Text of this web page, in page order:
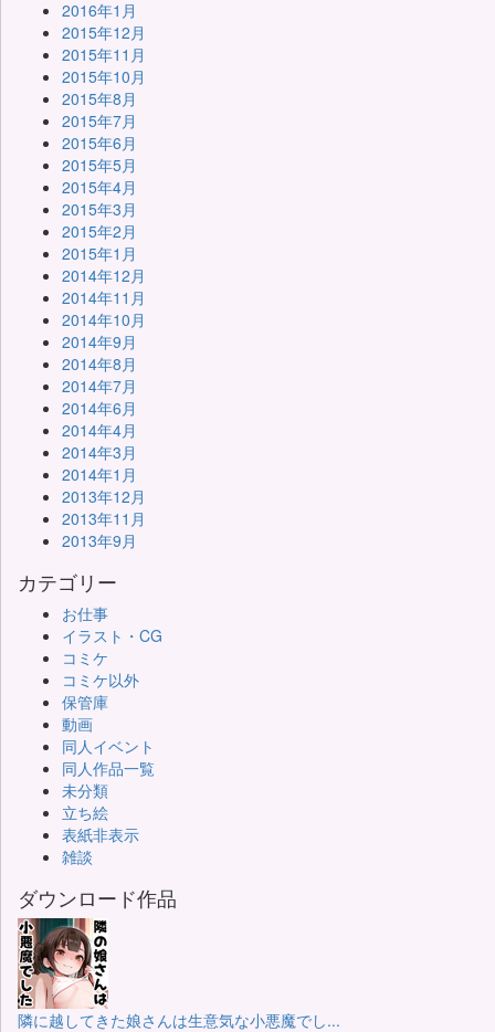
2016年1月
2015年12月
2015年11月
2015年10月
2015年8月
2015年7月
2015年6月
2015年5月
2015年4月
2015年3月
2015年2月
2015年1月
2014年12月
2014年11月
2014年10月
2014年9月
2014年8月
2014年7月
2014年6月
2014年4月
2014年3月
2014年1月
2013年12月
2013年11月
2013年9月
カテゴリー
お仕事
イラスト・CG
コミケ
コミケ以外
保管庫
動画
同人イベント
同人作品一覧
未分類
立ち絵
表紙非表示
雑談
ダウンロード作品
隣に越してきた娘さんは生意気な小悪魔でし...